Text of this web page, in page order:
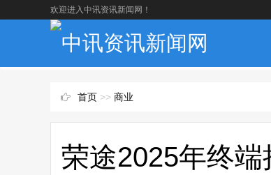
欢迎进入中讯资讯新闻网！
首页 >> 商业
荣途2025年终端